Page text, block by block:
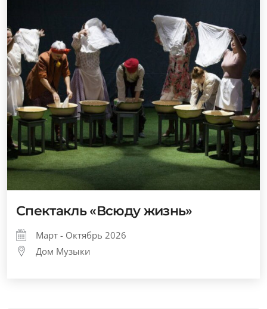
Спектакль «Всюду жизнь»
Март - Октябрь 2026
Дом Музыки